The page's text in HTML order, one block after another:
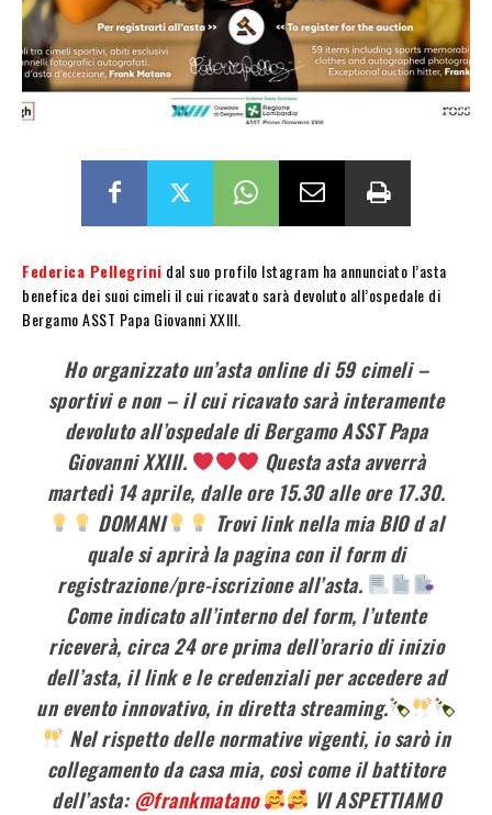
Federica Pellegrini dal suo profilo Istagram ha annunciato l’asta
benefica dei suoi cimeli il cui ricavato sarà devoluto all’ospedale di
Bergamo ASST Papa Giovanni XXIII.
Ho organizzato un’asta online di 59 cimeli –
sportivi e non – il cui ricavato sarà interamente
devoluto all’ospedale di Bergamo ASST Papa
Giovanni XXIII.
Questa asta avverrà
martedì 14 aprile, dalle ore 15.30 alle ore 17.30.
DOMANI
Trovi link nella mia BIO d al
quale si aprirà la pagina con il form di
registrazione/pre-iscrizione all’asta.
Come indicato all’interno del form, l’utente
riceverà, circa 24 ore prima dell’orario di inizio
dell’asta, il link e le credenziali per accedere ad
un evento innovativo, in diretta streaming.
Nel rispetto delle normative vigenti, io sarò in
collegamento da casa mia, così come il battitore
dell’asta: @frankmatano VI ASPETTIAMO